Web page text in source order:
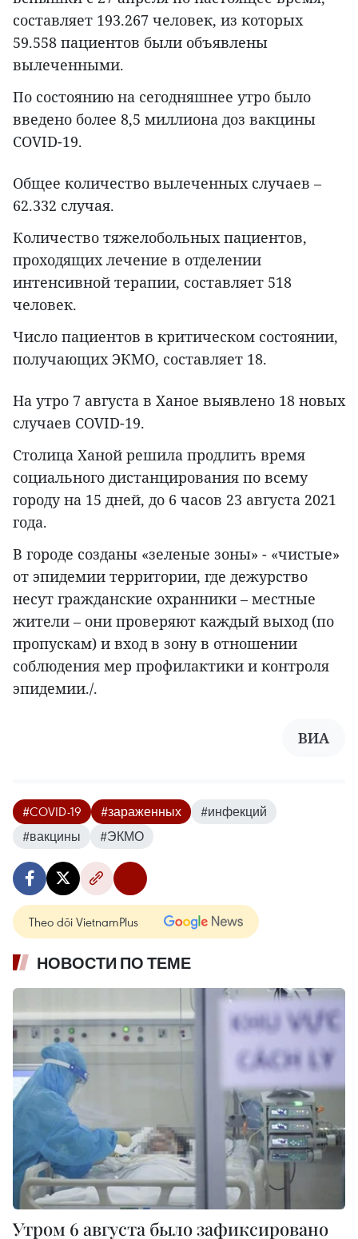
составляет 193.267 человек, из которых
59.558 пациентов были объявлены
вылеченными.
По состоянию на сегодняшнее утро было
введено более 8,5 миллиона доз вакцины
COVID-19.
Общее количество вылеченных случаев –
62.332 случая.
Количество тяжелобольных пациентов,
проходящих лечение в отделении
интенсивной терапии, составляет 518
человек.
Число пациентов в критическом состоянии,
получающих ЭКМО, составляет 18.
На утро 7 августа в Ханое выявлено 18 новых
случаев COVID-19.
Столица Ханой решила продлить время
социального дистанцирования по всему
городу на 15 дней, до 6 часов 23 августа 2021
года.
В городе созданы «зеленые зоны» - «чистые»
от эпидемии территории, где дежурство
несут гражданские охранники – местные
жители – они проверяют каждый выход (по
пропускам) и вход в зону в отношении
соблюдения мер профилактики и контроля
эпидемии./.
ВИА
#COVID-19 #зараженных
#инфекций
#вакцины
#ЭКМО
Theo dõi VietnamPlus
НОВОСТИ ПО ТЕМЕ
Утром 6 августа было зафиксировано